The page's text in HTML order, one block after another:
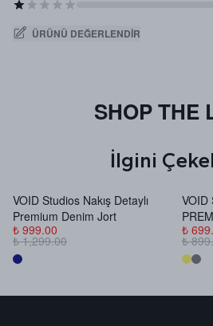
ÜRÜNÜ DEĞERLENDIR
SHOP THE
İlgini
VOID Studios Nakış Detaylı
Premium Denim Jort
₺ 999.00
₺ 1,299.00
VOID
₺
₺